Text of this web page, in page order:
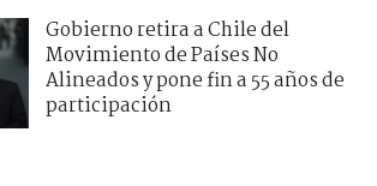
Gobierno retira a Chile del
Movimiento de Países No
Alineados y pone fin a 55 años de
participación